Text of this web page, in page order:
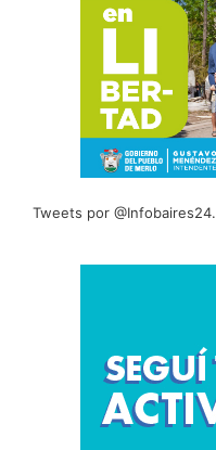
Tweets por @Infobaires24.